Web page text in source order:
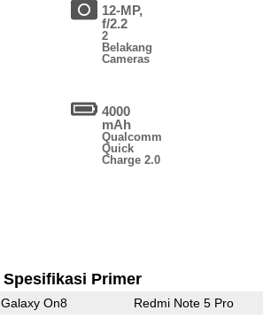
12-MP,
f/2.2
2
Belakang
Cameras
4000
mAh
Qualcomm
Quick
Charge 2.0
Spesifikasi Primer
Galaxy On8 Redmi Note 5 Pro